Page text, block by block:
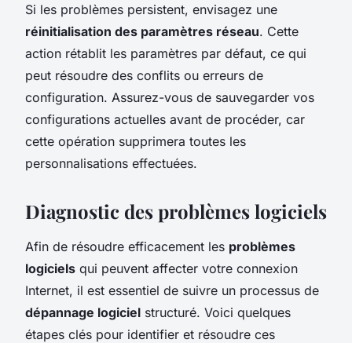
Si les problèmes persistent, envisagez une
réinitialisation des paramètres réseau. Cette
action rétablit les paramètres par défaut, ce qui
peut résoudre des conflits ou erreurs de
configuration. Assurez-vous de sauvegarder vos
configurations actuelles avant de procéder, car
cette opération supprimera toutes les
personnalisations effectuées.
Diagnostic des problèmes logiciels
Afin de résoudre efficacement les problèmes
logiciels qui peuvent affecter votre connexion
Internet, il est essentiel de suivre un processus de
dépannage logiciel structuré. Voici quelques
étapes clés pour identifier et résoudre ces